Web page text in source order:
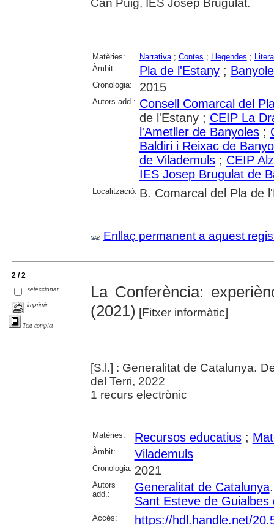
Can Puig, IES Josep Brugulat.
Matèries: Narrativa; Contes ; Llegendes ;
Àmbit:
Pla de l'Estany;
Cronologia: 2015
Autors add.: Consell Comarcal del
de l'Estany ; CEIP La
l'Ametller de Banyoles;
Baldiri i Reixac de
de Vilademuls; CEIP
IES Josep Brugulat de
Localització: B. Comarcal del Pla de
Enllaç permanent a aquest
2 / 2
seleccionar
imprimir
Text complet
La Conferència:
(2021) [Fitxer informàtic]
[S.l.] : Generalitat de Catalunya.
del Terri, 2022
1 recurs electrònic
Matèries: Recursos educatius;
Àmbit: Vilademuls
Cronologia: 2021
Autors
add.:
Generalitat de Catalunya
Sant Esteve de Guialbes
Accés: https://hdl.handle.net/